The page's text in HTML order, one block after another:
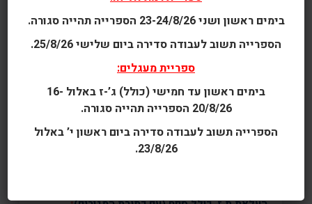
בימים ראשון ושני 23-24/8/26 הספרייה תהייה סגורה.
הספרייה תשוב לעבודה סדירה ביום שלישי 25/8/26.
ספריית מעגלים:
בימים ראשון עד חמישי (כולל) ג’-ז באלול 16-
20/8/26 הספרייה תהייה סגורה.
הספרייה תשוב לעבודה סדירה ביום ראשון י’ באלול
23/8/26.